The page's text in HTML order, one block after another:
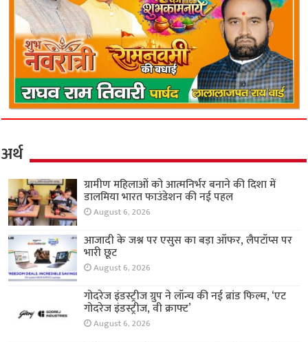
अर्थ
ग्रामीण महिलाओं को आत्मनिर्भर बनाने की दिशा में
डालमिया भारत फाउंडेशन की नई पहल
August 6, 2026
आजादी के जश्न पर एसुस का बड़ा ऑफर, लैपटॉप्स पर
भारी छूट
August 6, 2026
गोदरेज इंडस्ट्रीज ग्रुप ने लॉन्च की नई ब्रांड फिल्म, ‘एट
गोदरेज इंडस्ट्रीज, वी क्राफ्ट’
August 6, 2026